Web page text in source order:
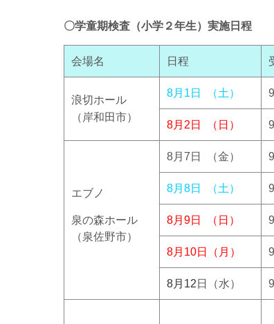
〇学童期検査（小学２年生）実施日程
会場名 日程
浪切ホール
（岸和田市）
8月1日 （土）
8月2日 （日）
エブノ
泉の森ホール
（泉佐野市）
8月7日 （金）
8月8日 （土）
8月9日 （日）
8月10日（月）
8月12 日（水）